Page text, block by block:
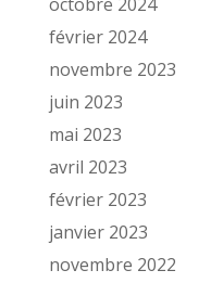
février 2024
novembre 2023
juin 2023
mai 2023
avril 2023
février 2023
janvier 2023
novembre 2022